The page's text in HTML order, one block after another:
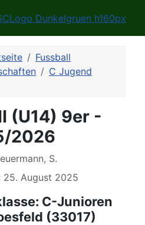
Fussball
C Jugend
(U14) 9er -
2026
S.
August 2025
C-Junioren
(33017)